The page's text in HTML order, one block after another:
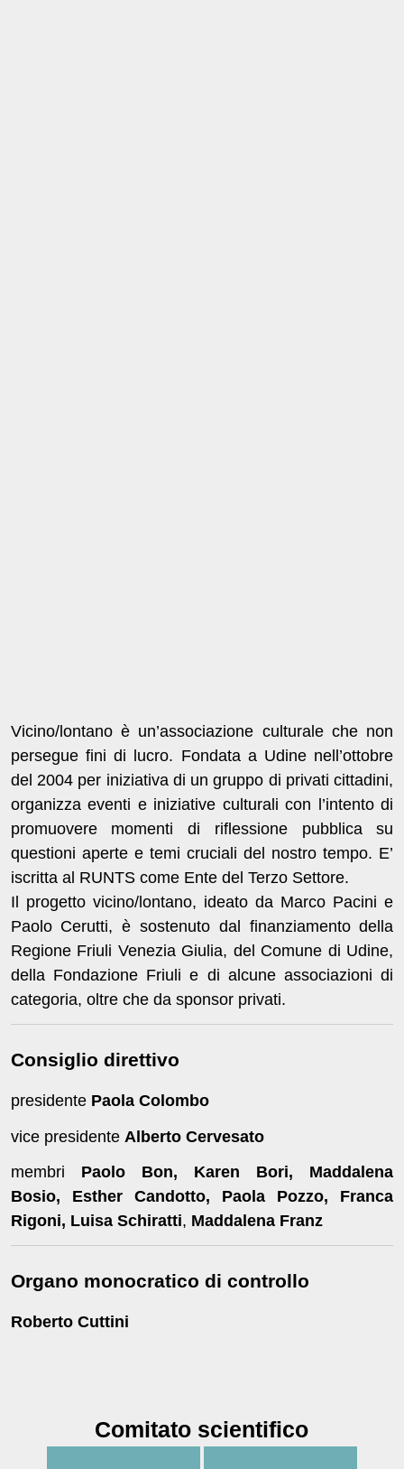
Vicino/lontano è un’associazione culturale che non
persegue fini di lucro. Fondata a Udine nell’ottobre
del 2004 per iniziativa di un gruppo di privati cittadini,
organizza eventi e iniziative culturali con l’intento di
promuovere momenti di riflessione pubblica su
questioni aperte e temi cruciali del nostro tempo. E’
iscritta al RUNTS come Ente del Terzo Settore.
Il progetto vicino/lontano, ideato da Marco Pacini e
Paolo Cerutti, è sostenuto dal finanziamento della
Regione Friuli Venezia Giulia, del Comune di Udine,
della Fondazione Friuli e di alcune associazioni di
categoria, oltre che da sponsor privati.
Consiglio direttivo
presidente Paola Colombo
vice presidente Alberto Cervesato
membri Paolo Bon, Karen Bori, Maddalena
Bosio, Esther Candotto, Paola Pozzo, Franca
Rigoni, Luisa Schiratti, Maddalena Franz
Organo monocratico di controllo
Roberto Cuttini
Comitato scientifico